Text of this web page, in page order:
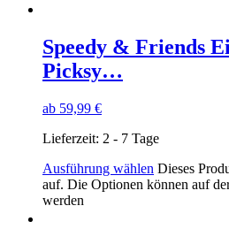
Speedy & Friends
Picksy…
ab 59,99 €
Lieferzeit: 2 - 7 Tage
Ausführung wählen Dieses
auf. Die Optionen können auf
werden